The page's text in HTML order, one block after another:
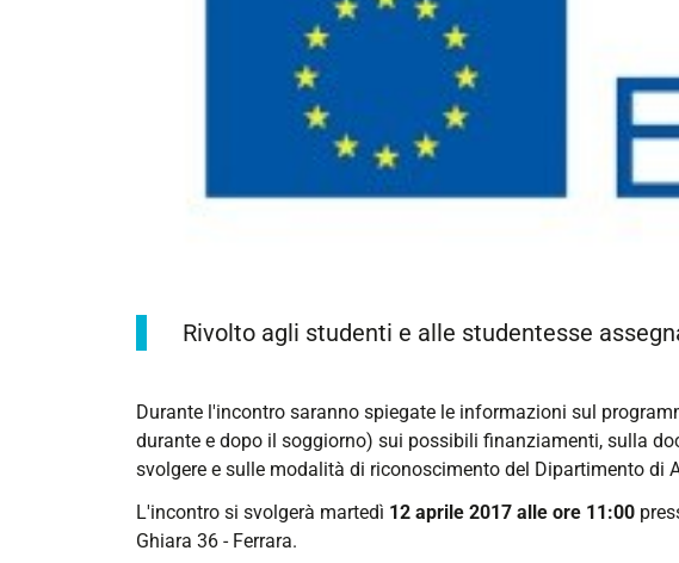
https://corsi.unife.it/it/lm-
architettura/eventi/2017/incontro-
assegnatari-
bando-
erasmus-
2017-
18
Rivolto agli studenti e alle studentesse
Durante l'incontro saranno spiegate le informazioni sul
durante e dopo il soggiorno) sui possibili finanziamenti, sulla
svolgere e sulle modalità di riconoscimento del Dipartimento di
L'incontro si svolgerà martedì 12 aprile 2017 alle ore 11:00
Ghiara 36 - Ferrara.